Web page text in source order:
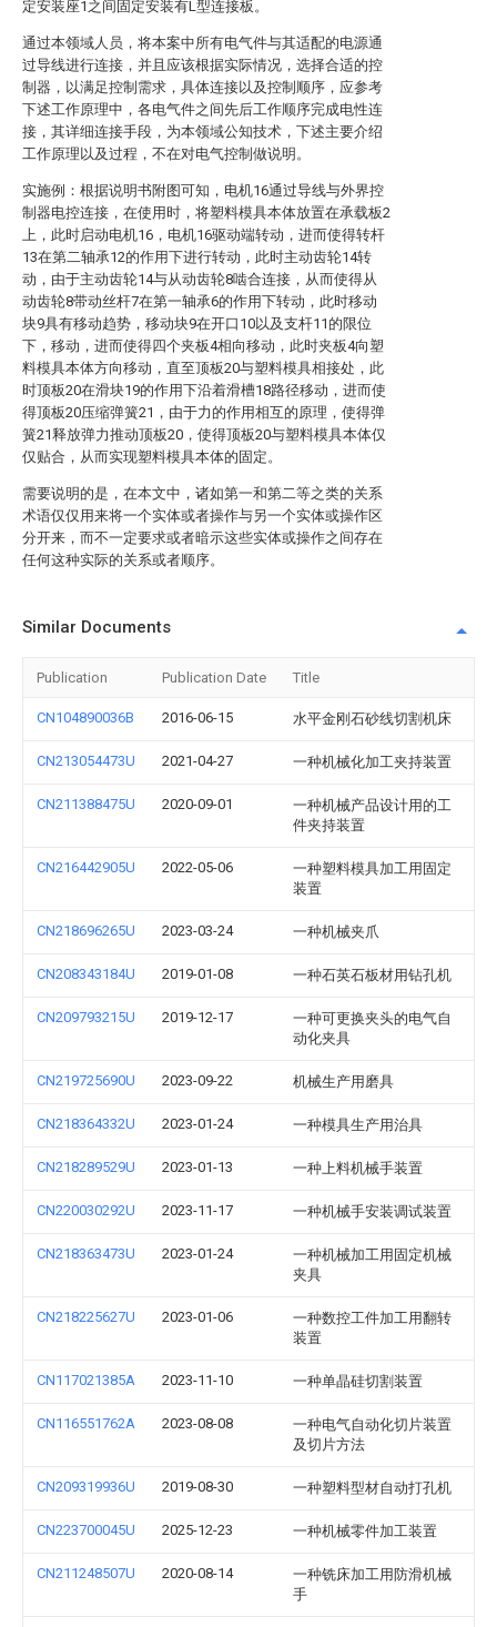
定安装座1之间固定安装有L型连接板。
通过本领域人员，将本案中所有电气件与其适配的电源通
过导线进行连接，并且应该根据实际情况，选择合适的控
制器，以满足控制需求，具体连接以及控制顺序，应参考
下述工作原理中，各电气件之间先后工作顺序完成电性连
接，其详细连接手段，为本领域公知技术，下述主要介绍
工作原理以及过程，不在对电气控制做说明。
实施例：根据说明书附图可知，电机16通过导线与外界控
制器电控连接，在使用时，将塑料模具本体放置在承载板2
上，此时启动电机16，电机16驱动端转动，进而使得转杆
13在第二轴承12的作用下进行转动，此时主动齿轮14转
动，由于主动齿轮14与从动齿轮8啮合连接，从而使得从
动齿轮8带动丝杆7在第一轴承6的作用下转动，此时移动
块9具有移动趋势，移动块9在开口10以及支杆11的限位
下，移动，进而使得四个夹板4相向移动，此时夹板4向塑
料模具本体方向移动，直至顶板20与塑料模具相接处，此
时顶板20在滑块19的作用下沿着滑槽18路径移动，进而使
得顶板20压缩弹簧21，由于力的作用相互的原理，使得弹
簧21释放弹力推动顶板20，使得顶板20与塑料模具本体仅
仅贴合，从而实现塑料模具本体的固定。
需要说明的是，在本文中，诸如第一和第二等之类的关系
术语仅仅用来将一个实体或者操作与另一个实体或操作区
分开来，而不一定要求或者暗示这些实体或操作之间存在
任何这种实际的关系或者顺序。
Similar Documents
Publication Publication Date Title
CN104890036B 2016-06-15 水平金刚石砂线切割机床
CN213054473U 2021-04-27 一种机械化加工夹持装置
CN211388475U 2020-09-01
一种机械产品设计用的工
件夹持装置
CN216442905U 2022-05-06
一种塑料模具加工用固定
装置
CN218696265U 2023-03-24 一种机械夹爪
CN208343184U 2019-01-08 一种石英石板材用钻孔机
CN209793215U 2019-12-17
一种可更换夹头的电气自
动化夹具
CN219725690U 2023-09-22 机械生产用磨具
CN218364332U 2023-01-24 一种模具生产用治具
CN218289529U 2023-01-13 一种上料机械手装置
CN220030292U 2023-11-17 一种机械手安装调试装置
CN218363473U 2023-01-24
一种机械加工用固定机械
夹具
CN218225627U 2023-01-06
一种数控工件加工用翻转
装置
CN117021385A 2023-11-10 一种单晶硅切割装置
CN116551762A 2023-08-08
一种电气自动化切片装置
及切片方法
CN209319936U 2019-08-30 一种塑料型材自动打孔机
CN223700045U 2025-12-23 一种机械零件加工装置
CN211248507U 2020-08-14
一种铣床加工用防滑机械
手